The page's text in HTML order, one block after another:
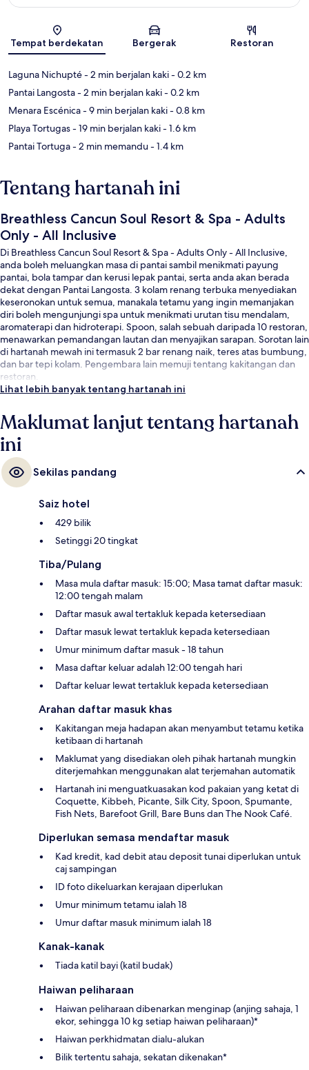
Tempat berdekatan Bergerak Restoran
Laguna Nichupté- 2 min berjalan kaki- 0.2 km
Pantai Langosta- 2 min berjalan kaki- 0.2 km
Menara Escénica- 9 min berjalan kaki- 0.8 km
Playa Tortugas- 19 min berjalan kaki- 1.6 km
Pantai Tortuga- 2 min memandu- 1.4 km
Tentang hartanah ini
Breathless Cancun Soul Resort & Spa - Adults
Only - All Inclusive
Di Breathless Cancun Soul Resort & Spa - Adults Only - All Inclusive,
anda boleh meluangkan masa di pantai sambil menikmati payung
pantai, bola tampar dan kerusi lepak pantai, serta anda akan berada
dekat dengan Pantai Langosta. 3 kolam renang terbuka menyediakan
keseronokan untuk semua, manakala tetamu yang ingin memanjakan
diri boleh mengunjungi spa untuk menikmati urutan tisu mendalam,
aromaterapi dan hidroterapi. Spoon, salah sebuah daripada 10 restoran,
menawarkan pemandangan lautan dan menyajikan sarapan. Sorotan lain
di hartanah mewah ini termasuk 2 bar renang naik, teres atas bumbung,
dan bar tepi kolam. Pengembara lain memuji tentang kakitangan dan
restoran.
Lihat lebih banyak tentang hartanah ini
Maklumat lanjut tentang hartanah
ini
Sekilas pandang
Saiz hotel
429 bilik
Setinggi 20 tingkat
Tiba/Pulang
Masa mula daftar masuk: 15:00; Masa tamat daftar masuk:
12:00 tengah malam
Daftar masuk awal tertakluk kepada ketersediaan
Daftar masuk lewat tertakluk kepada ketersediaan
Umur minimum daftar masuk - 18 tahun
Masa daftar keluar adalah 12:00 tengah hari
Daftar keluar lewat tertakluk kepada ketersediaan
Arahan daftar masuk khas
Kakitangan meja hadapan akan menyambut tetamu ketika
ketibaan di hartanah
Maklumat yang disediakan oleh pihak hartanah mungkin
diterjemahkan menggunakan alat terjemahan automatik
Hartanah ini menguatkuasakan kod pakaian yang ketat di
Coquette, Kibbeh, Picante, Silk City, Spoon, Spumante,
Fish Nets, Barefoot Grill, Bare Buns dan The Nook Café.
Diperlukan semasa mendaftar masuk
Kad kredit, kad debit atau deposit tunai diperlukan untuk
caj sampingan
ID foto dikeluarkan kerajaan diperlukan
Umur minimum tetamu ialah 18
Umur daftar masuk minimum ialah 18
Kanak-kanak
Tiada katil bayi (katil budak)
Haiwan peliharaan
Haiwan peliharaan dibenarkan menginap (anjing sahaja, 1
ekor, sehingga 10 kg setiap haiwan peliharaan)*
Haiwan perkhidmatan dialu-alukan
Bilik tertentu sahaja, sekatan dikenakan*